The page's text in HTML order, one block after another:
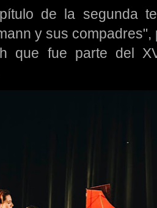
de la segunda
y sus
que fue parte del